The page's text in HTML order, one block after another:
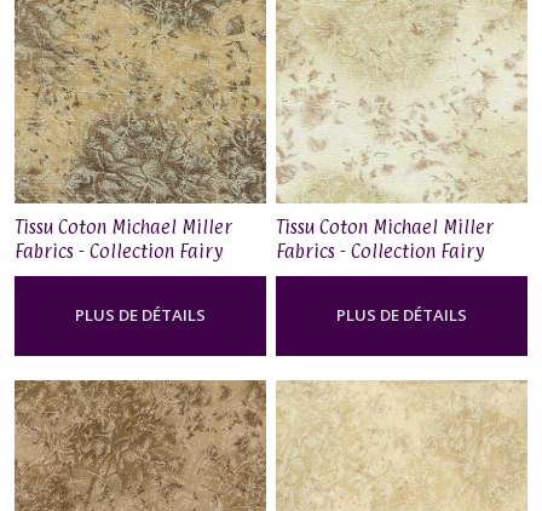
Tissu Coton Michael Miller
Fabrics - Collection Fairy
Frost - Hazelnut
PLUS DE DÉTAILS
Tissu Coton Michael Miller
Fabrics - Collection Fairy
Frost - Carrara
PLUS DE DÉTAILS